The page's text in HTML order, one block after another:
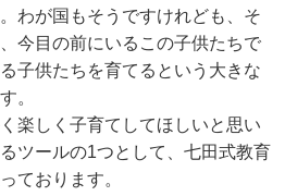
わが国もそうですけれども、そ
今目の前にいるこの子供たちで
子供たちを育てるという大きな
。
楽しく子育てしてほしいと思い
ツールの1つとして、七田式教育
ております。